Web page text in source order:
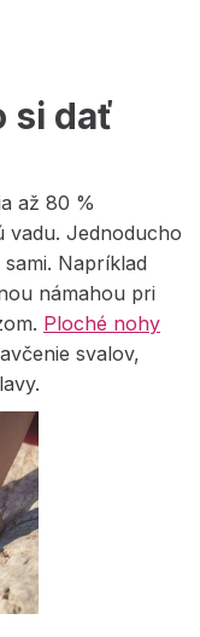
si dať
až 80 %
vadu. Jednoducho
Napríklad
námahou pri
Ploché nohy
svalov,